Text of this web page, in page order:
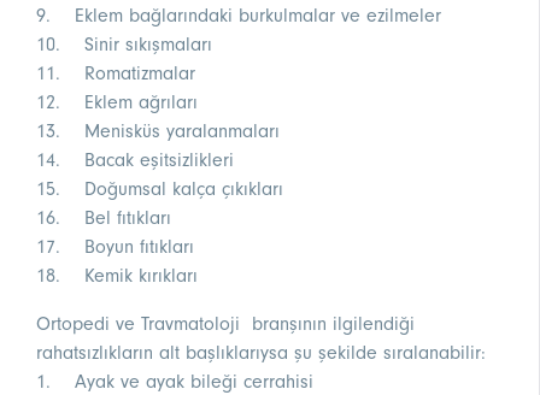
9. Eklem bağlarındaki burkulmalar ve ezilmeler
10. Sinir sıkışmaları
11. Romatizmalar
12. Eklem ağrıları
13. Menisküs yaralanmaları
14. Bacak eşitsizlikleri
15. Doğumsal kalça çıkıkları
16. Bel fıtıkları
17. Boyun fıtıkları
18. Kemik kırıkları
Ortopedi ve Travmatoloji branşının ilgilendiği
rahatsızlıkların alt başlıklarıysa şu şekilde sıralanabilir:
1. Ayak ve ayak bileği cerrahisi